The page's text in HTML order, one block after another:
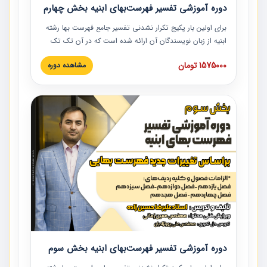
دوره آموزشی تفسیر فهرست‌بهای ابنیه بخش چهارم
برای اولین بار پکیج تکرار نشدنی تفسیر جامع فهرست بها رشته
ابنیه از زبان نویسندگان آن ارائه شده است که در آن تک تک
ردیف ها و مطالب فهرست بها تفسیر و ارائه شده است. این
دوره به صورت کامل تصویری بوده و به همراه تصاویر عملیات
دوره با کلام مهندس علیرضاحسین‌زاده مدیر پروژه مهندسی
مشاور در امر بازنگری فهرست بها رشته ابنیه ارائه شده و به تمام
همکارانی که در حوزه صنعت ساخت در حال فعالیت هستند حتما
توصیه می کنیم از مطالب این دوره استفاده نمایند.
1575000 تومان مشاهده دوره
دوره آموزشی تفسیر فهرست‌بهای ابنیه بخش سوم